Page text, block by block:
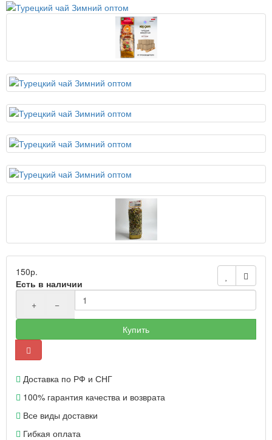
150р.
Есть в наличии
+
−
Купить
Доставка по РФ и СНГ
100% гарантия качества и возврата
Все виды доставки
Гибкая оплата